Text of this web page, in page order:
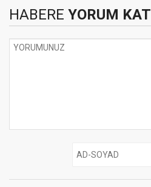
HABERE YORUM KAT